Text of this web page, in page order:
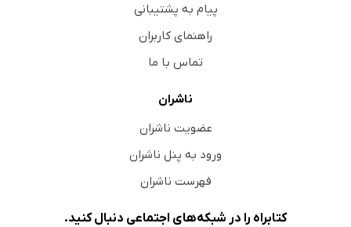
پیام به پشتیبانی
راهنمای کاربران
تماس با ما
ناشران
عضویت ناشران
ورود به پنل ناشران
فهرست ناشران
کتابراه را در شبکه‌های اجتماعی دنبال کنید.